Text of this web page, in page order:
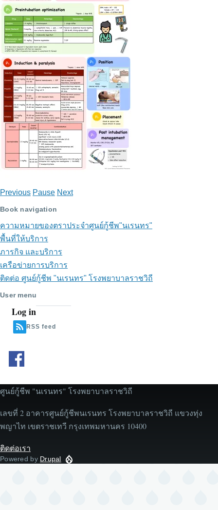
กู้
ชีพ
"นเร
นทร"
โรง
พยาบาล
ราชวิถี
Previous Pause Next
Book navigation
ความหมายของตราประจำศูนย์กู้ชีพ"นเรนทร"
พื้นที่ให้บริการ
ภารกิจ และบริการ
เครือข่ายการบริการ
ติดต่อ ศูนย์กู้ชีพ "นเรนทร" โรงพยาบาลราชวิถี
User menu
Log in
RSS feed
ศูนย์กู้ชีพ "นเรนทร" โรงพยาบาลราชวิถี
เลขที่ 2 อาคารศูนย์กู้ชีพนเรนทร โรงพยาบาลราชวิถี แขวงทุ่ง
พญาไท เขตราชเทวี กรุงเทพมหานคร 10400
ติดต่อเรา
Powered by Drupal